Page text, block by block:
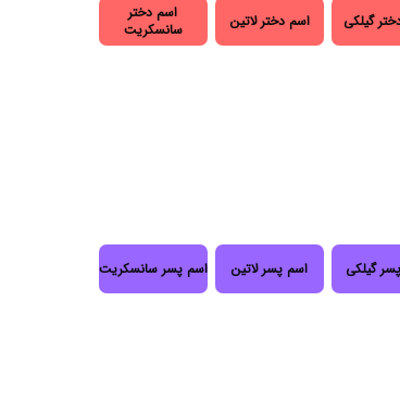
گیلکی اسم دختر لاتین
اسم دختر
سانسکریت
گیلکی اسم پسر لاتین اسم پسر سانسکریت